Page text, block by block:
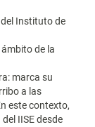
Instituto de
de la
marca su
a las
este contexto,
IISE desde